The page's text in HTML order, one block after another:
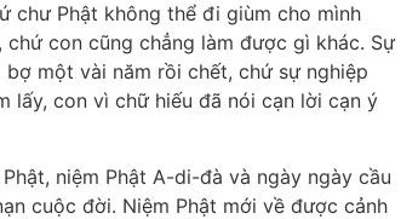
chư Phật không thể đi giùm cho mình
con cũng chẳng làm được gì khác. Sự
một vài năm rồi chết, chứ sự nghiệp
lấy, con vì chữ hiếu đã nói cạn lời cạn ý
niệm Phật A-di-đà và ngày ngày cầu
cuộc đời. Niệm Phật mới về được cảnh